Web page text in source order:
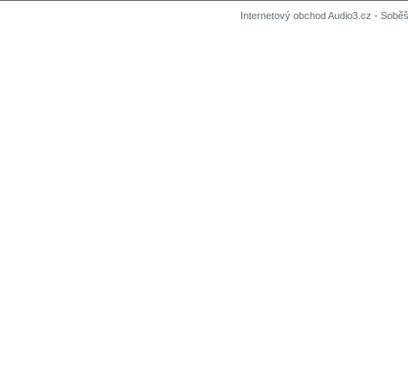
Internetový obchod Audio3.cz -